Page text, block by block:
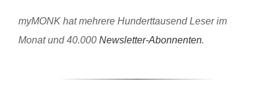
myMONK hat mehrere Hunderttausend Leser im
Monat und 40.000 Newsletter-Abonnenten.